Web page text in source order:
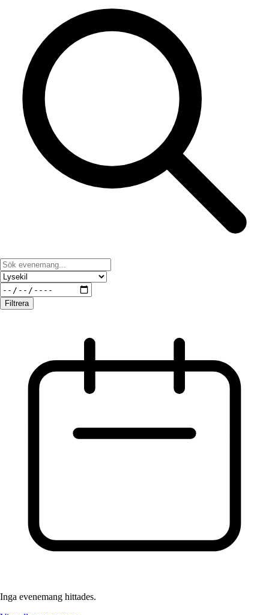
Filtrera
Inga evenemang hittades.